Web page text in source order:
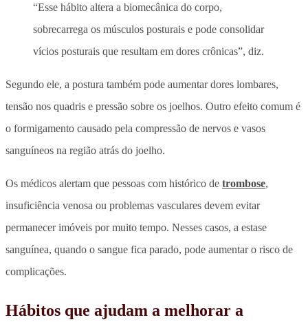
“Esse hábito altera a biomecânica do corpo,
sobrecarrega os músculos posturais e pode consolidar
vícios posturais que resultam em dores crônicas”, diz.
Segundo ele, a postura também pode aumentar dores lombares,
tensão nos quadris e pressão sobre os joelhos. Outro efeito comum é
o formigamento causado pela compressão de nervos e vasos
sanguíneos na região atrás do joelho.
Os médicos alertam que pessoas com histórico de trombose,
insuficiência venosa ou problemas vasculares devem evitar
permanecer imóveis por muito tempo. Nesses casos, a estase
sanguínea, quando o sangue fica parado, pode aumentar o risco de
complicações.
Hábitos que ajudam a melhorar a